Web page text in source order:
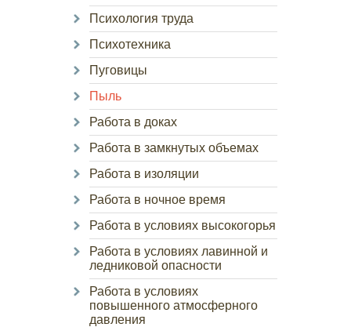
Психология труда
Психотехника
Пуговицы
Пыль
Работа в доках
Работа в замкнутых объемах
Работа в изоляции
Работа в ночное время
Работа в условиях высокогорья
Работа в условиях лавинной и
ледниковой опасности
Работа в условиях
повышенного атмосферного
давления